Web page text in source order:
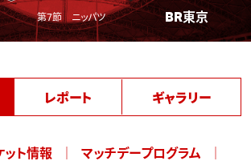
第7節 ニッパツ BR東京
レポート ギャラリー
ット情報
マッチデープログラム